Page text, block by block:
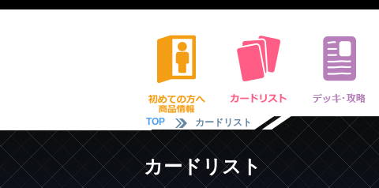
TOP カードリスト
カードリスト